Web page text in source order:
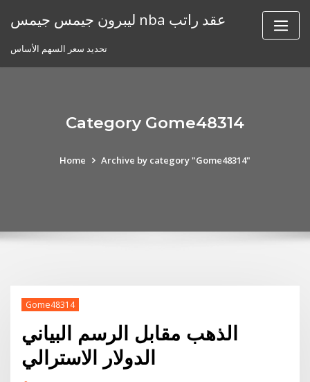
ليبرون جيمس جيمس nba عقد راتب
تحديد سعر السهم الأساس
Category Gome48314
Home Archive by category "Gome48314"
Gome48314
الذهب مقابل الرسم البياني
الدولار الاسترالي